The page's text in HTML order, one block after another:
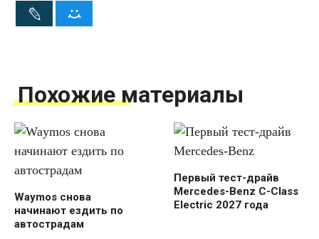
Похожие материалы
Waymos снова
начинают ездить по
автострадам
Первый тест-драйв
Mercedes-Benz C-Class
Electric 2027 года